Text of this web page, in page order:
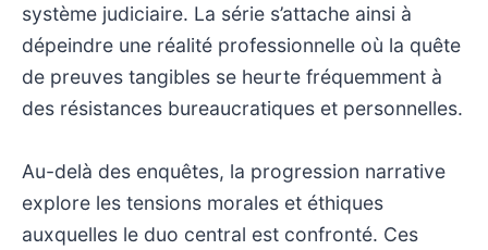
système judiciaire. La série s’attache ainsi à
dépeindre une réalité professionnelle où la quête
de preuves tangibles se heurte fréquemment à
des résistances bureaucratiques et personnelles.
Au-delà des enquêtes, la progression narrative
explore les tensions morales et éthiques
auxquelles le duo central est confronté. Ces